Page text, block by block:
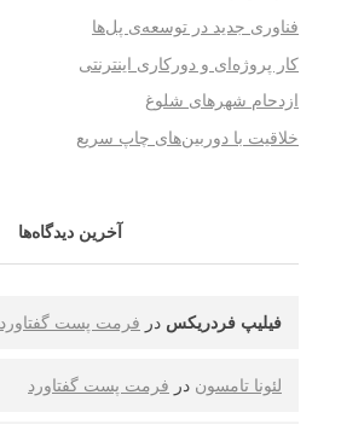
فناوری جدید در توسعه‌ی پل‌ها
کار پروژه‌ای و دورکاری اینترنتی
ازدحام شهرهای شلوغ
خلاقیت با دوربین‌های چاپ سریع
آخرین دیدگاه‌ها
فیلیپ فردریکس در فرمت پست گفتاورد
لئونا تامسون در فرمت پست گفتاورد